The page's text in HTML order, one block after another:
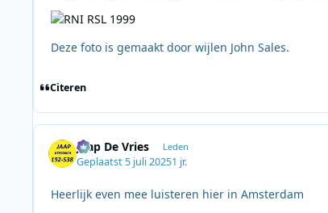
Deze foto is gemaakt door wijlen John Sales.
Citeren
Jaap De Vries Leden
Geplaatst 5 juli 20251 jr.
Heerlijk even mee luisteren hier in Amsterdam